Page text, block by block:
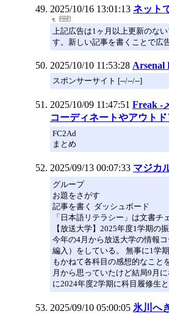
2025/10/16 13:01:13 ネット
上記広告は1ヶ月以上更新のな
す。新しい記事を書くことで広
2025/10/10 11:53:28 Arsenal
スポンサーサイト [--/--/--]
2025/10/09 11:47:51 Freak -
コーディネートやアウト
FC2Ad
まとめ
2025/09/13 00:07:33 マジカ
グループ
お題をさがす
記事を書く ダッシュボード
「日本語リテラシー」は文書チ
【放送大学】2025年度1学期の
今年の4月から放送大学の情報
編入）をしている。 無事に1学
もかねて各科目の感想的なこ
月から思っていたけど結局9月
に2024年度2学期に科目履修生
2025/09/10 05:00:05 氷川へ